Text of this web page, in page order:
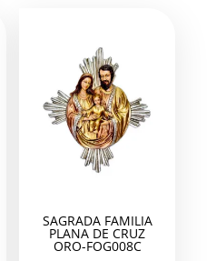
SAGRADA FAMILIA
PLANA DE CRUZ
ORO-FOG008C